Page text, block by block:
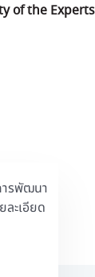
ารพัฒนา
ะเอียด
of the Experts